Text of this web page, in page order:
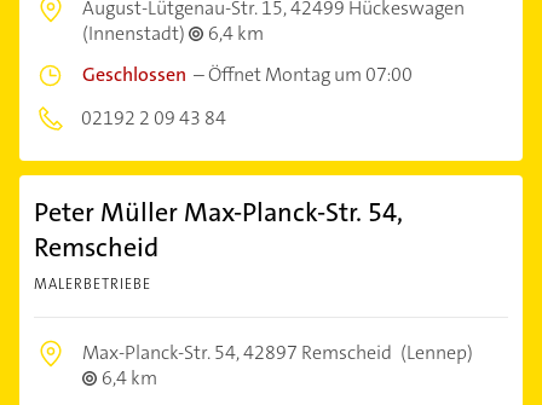
August-Lütgenau-Str. 15,42499 Hückeswagen
(Innenstadt)
6,4 km
Geschlossen –Öffnet Montag um 07:00
02192 2 09 43 84
Peter Müller Max-Planck-Str. 54,
Remscheid
MALERBETRIEBE
Max-Planck-Str. 54,42897 Remscheid (Lennep)
6,4 km